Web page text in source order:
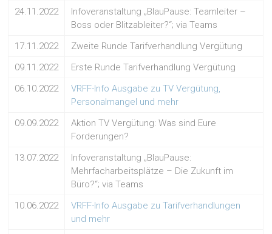
24.11.2022
Infoveranstaltung „BlauPause: Teamleiter –
Boss oder Blitzableiter?“; via Teams
17.11.2022
Zweite Runde Tarifverhandlung Vergütung
09.11.2022
Erste Runde Tarifverhandlung Vergütung
06.10.2022
VRFF-Info Ausgabe zu TV Vergütung,
Personalmangel und mehr
09.09.2022
Aktion TV Vergütung: Was sind Eure
Forderungen?
13.07.2022
Infoveranstaltung „BlauPause:
Mehrfacharbeitsplätze – Die Zukunft im
Büro?“; via Teams
10.06.2022
VRFF-Info Ausgabe zu Tarifverhandlungen
und mehr